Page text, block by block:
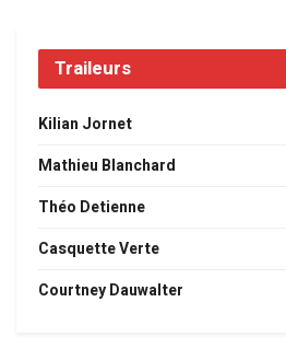
Traileurs
Kilian Jornet
Mathieu Blanchard
Théo Detienne
Casquette Verte
Courtney Dauwalter